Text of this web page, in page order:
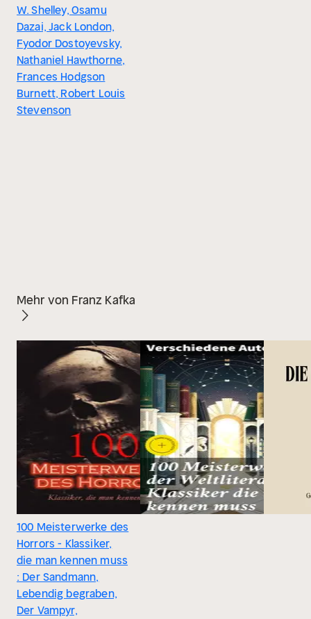
W. Shelley, Osamu
Dazai, Jack London,
Fyodor Dostoyevsky,
Nathaniel Hawthorne,
Frances Hodgson
Burnett, Robert Louis
Stevenson
Mehr von Franz Kafka
100 Meisterwerke des
Horrors - Klassiker,
die man kennen muss
: Der Sandmann,
Lebendig begraben,
Der Vampyr,